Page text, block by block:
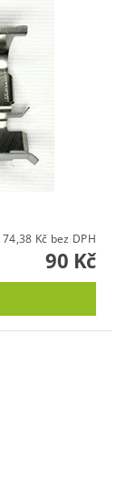
74,38 Kč bez DPH
90 Kč